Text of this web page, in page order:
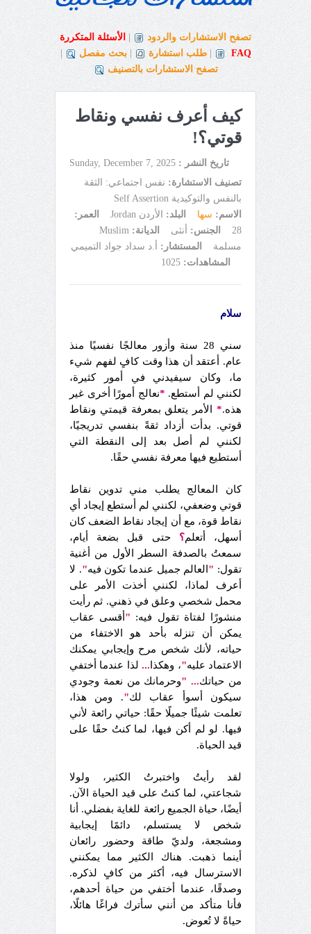
تصفح الاستشارات والردود
الأسئلة المتكررة
FAQ
طلب استشارة بحث مفصل
تصفح الاستشارات بالتصنيف
كيف أعرف نفسي ونقاط
قوتي؟!
تاريخ النشر : Sunday, December 7, 2025
تصنيف الاستشارة: نفس اجتماعي: الثقة
بالنفس والتوكيدية Self Assertion
الاسم: سها البلد: الأردن Jordan
العمر:
28
الجنس: أنثى الديانة: Muslim
مسلمة
المستشار:
أ.د سداد جواد التميمي
المشاهدات: 1025
سلام
سني 28 سنة وأزور معالجًا نفسيًا منذ
عام. أعتقد أن هذا وقت كافٍ لفهم شيء
ما، وكان سيفيدني في أمور كثيرة،
لكنني لم أستطع. *نعالج أمورًا أخرى غير
هذه.* الأمر يتعلق بمعرفة قيمتي ونقاط
قوتي. بدأت أزداد ثقةً بنفسي تدريجيًا،
لكنني لم أصل بعد إلى النقطة التي
أستطيع فيها معرفة نفسي حقًا.
كان المعالج يطلب مني تدوين نقاط
قوتي وضعفي، لكنني لم أستطع إيجاد أي
نقاط قوة، مع أن إيجاد نقاط الضعف كان
أسهل، أتعلم؟ حتى قبل بضعة أيام،
سمعتُ بالصدفة السطر الأول من أغنية
تقول: " العالم جميل عندما تكون فيه". لا
أعرف لماذا، لكنني أخذت الأمر على
محمل شخصي وعلق في ذهني. ثم رأيت
منشورًا لفتاة تقول فيه: " أقسى عقاب
يمكن أن تنزله بأحد هو الاختفاء من
حياته، لأنك شخص مرح وإيجابي يمكنك
الاعتماد عليه"، وهكذا ...لذا عندما أختفي
من حياتك...
"وحرمانك من نعمة وجودي
سيكون أسوأ عقاب لك". ومن هذا،
تعلمت شيئًا جميلًا حقًا: حياتي رائعة لأني
فيها. لو لم أكن فيها، لما كنتُ حقًا على
قيد الحياة.
لقد رأيتُ واختبرتُ الكثير، ولولا
شجاعتي، لما كنتُ على قيد الحياة الآن.
أيضًا، حياة الجميع رائعة للغاية بفضلي. أنا
شخص لا يستسلم، دائمًا إيجابية
ومشجعة، ولديّ طاقة وحضور رائعان
أينما ذهبت. هناك الكثير مما يمكنني
الاسترسال فيه، أكثر من كافٍ لذكره.
وصدقًا، عندما أختفي من حياة أحدهم،
فأنا متأكد من أنني سأترك فراغًا هائلًا،
حياةً لا تُعوض.